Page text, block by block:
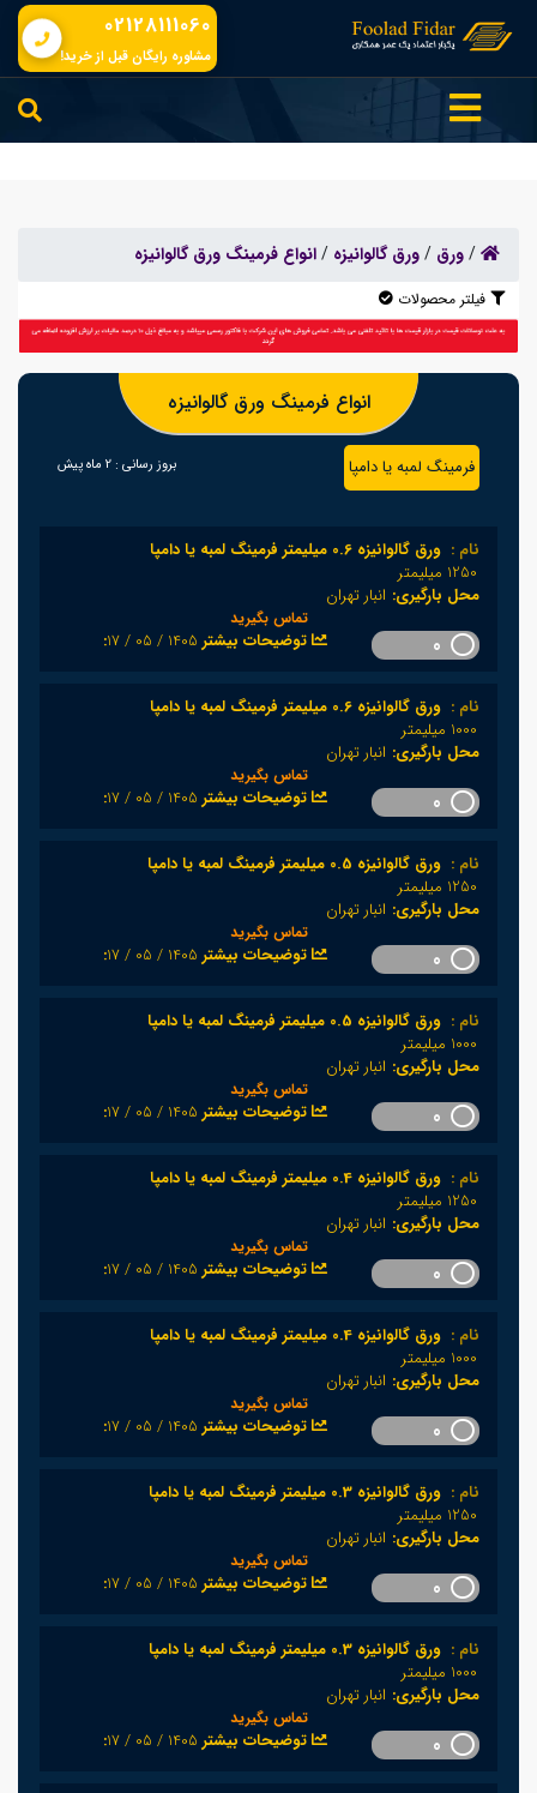
02128111060
مشاوره رایگان قبل از خرید!
/ورق /ورق گالوانیزه /انواع فرمینگ ورق گالوانیزه
فیلتر محصولات
انواع فرمینگ ورق گالوانیزه
فرمینگ لمبه یا دامپا بروز رسانی : 2 ماه پیش
نام : ورق گالوانیزه 0.6 میلیمتر فرمینگ لمبه یا دامپا
1250 میلیمتر
محل بارگیری: انبار تهران
تماس بگیرید
:توضیحات بیشتر1405 / 05 / 17
نام : ورق گالوانیزه 0.6 میلیمتر فرمینگ لمبه یا دامپا
1000 میلیمتر
محل بارگیری: انبار تهران
تماس بگیرید
:توضیحات بیشتر1405 / 05 / 17
نام : ورق گالوانیزه 0.5 میلیمتر فرمینگ لمبه یا دامپا
1250 میلیمتر
محل بارگیری: انبار تهران
تماس بگیرید
:توضیحات بیشتر1405 / 05 / 17
نام : ورق گالوانیزه 0.5 میلیمتر فرمینگ لمبه یا دامپا
1000 میلیمتر
محل بارگیری: انبار تهران
تماس بگیرید
:توضیحات بیشتر1405 / 05 / 17
نام : ورق گالوانیزه 0.4 میلیمتر فرمینگ لمبه یا دامپا
1250 میلیمتر
محل بارگیری: انبار تهران
تماس بگیرید
:توضیحات بیشتر1405 / 05 / 17
نام : ورق گالوانیزه 0.4 میلیمتر فرمینگ لمبه یا دامپا
1000 میلیمتر
محل بارگیری: انبار تهران
تماس بگیرید
:توضیحات بیشتر1405 / 05 / 17
نام : ورق گالوانیزه 0.3 میلیمتر فرمینگ لمبه یا دامپا
1250 میلیمتر
محل بارگیری: انبار تهران
تماس بگیرید
:توضیحات بیشتر1405 / 05 / 17
نام : ورق گالوانیزه 0.3 میلیمتر فرمینگ لمبه یا دامپا
1000 میلیمتر
محل بارگیری: انبار تهران
تماس بگیرید
:توضیحات بیشتر1405 / 05 / 17